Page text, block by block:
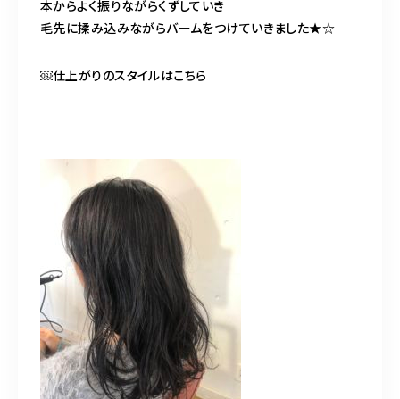
本からよく振りながらくずしていき
毛先に揉み込みながらバームをつけていきました★☆
￼仕上がりのスタイルはこちら